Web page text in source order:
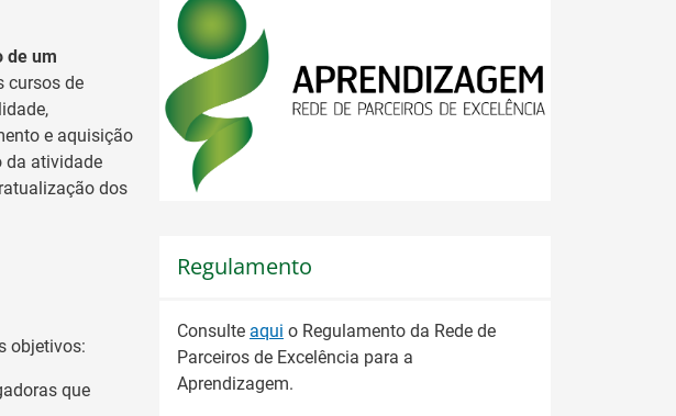
de um
cursos de
e aquisição
da atividade
dos
objetivos:
que
Regulamento
Consulte aqui o Regulamento da Rede de
Parceiros de Excelência para a
Aprendizagem.